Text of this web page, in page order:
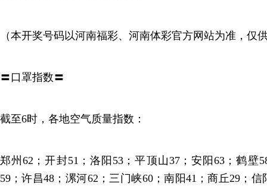
（本开奖号码以河南福彩、河南体彩官方网站为准，仅
〓口罩指数〓
截至6时，各地空气质量指数：
郑州62；开封51；洛阳53；平顶山37；安阳63；鹤壁
59；许昌48；漯河62；三门峡60；南阳41；商丘29；